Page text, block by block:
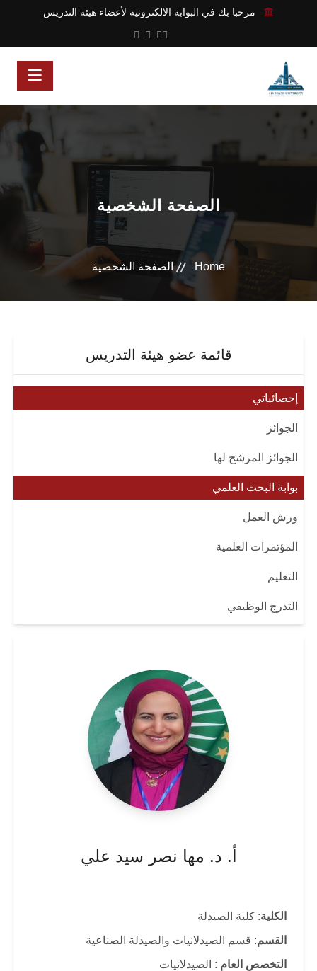
مرحبا بك في البوابة الالكترونية لأعضاء هيئة التدريس
الصفحة الشخصية
Home الصفحة الشخصية
قائمة عضو هيئة التدريس
إحصائياتي
الجوائز
الجوائز المرشح لها
بوابة البحث العلمي
ورش العمل
المؤتمرات العلمية
التعليم
التدرج الوظيفي
أ. د. مها نصر سيد علي
الكلية: كلية الصيدلة
القسم: قسم الصيدلانيات والصيدلة الصناعية
التخصص العام : الصيدلانيات